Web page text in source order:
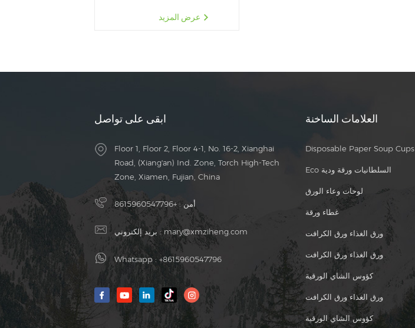
عرض المزيد
ابقى على تواصل
Floor 1, Floor 2, Floor 4-1, No. 16-2, Xianghai
Road, (Xiang'an) Ind. Zone, Torch High-Tech
Zone, Xiamen, Fujian, China
أمن :+8615960547796
بريد إلكتروني : mary@xmziheng.com
Whatsapp : +8615960547796
العلامات الساخنة
Disposable Paper Soup Cups
Eco السلطانيات ورقة ودية
لوحات وعاء الورق
غطاء ورقة
ورق الغذاء ورق الكرافت
ورق الغذاء ورق الكرافت
كؤوس الشاي الورقية
ورق الغذاء ورق الكرافت
كؤوس الشاي الورقية